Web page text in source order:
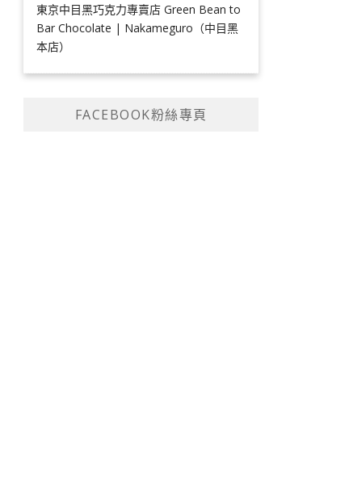
東京中目黑巧克力專賣店 Green Bean to
Bar Chocolate | Nakameguro（中目黑
本店）
FACEBOOK粉絲專頁